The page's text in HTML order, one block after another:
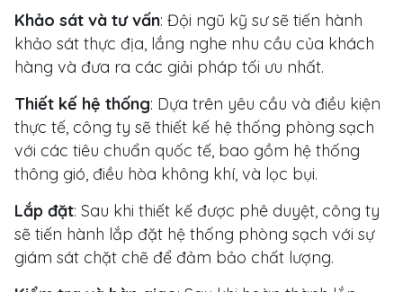
Khảo sát và tư vấn: Đội ngũ kỹ sư sẽ tiến hành
khảo sát thực địa, lắng nghe nhu cầu của khách
hàng và đưa ra các giải pháp tối ưu nhất.
Thiết kế hệ thống: Dựa trên yêu cầu và điều kiện
thực tế, công ty sẽ thiết kế hệ thống phòng sạch
với các tiêu chuẩn quốc tế, bao gồm hệ thống
thông gió, điều hòa không khí, và lọc bụi.
Lắp đặt: Sau khi thiết kế được phê duyệt, công ty
sẽ tiến hành lắp đặt hệ thống phòng sạch với sự
giám sát chặt chẽ để đảm bảo chất lượng.